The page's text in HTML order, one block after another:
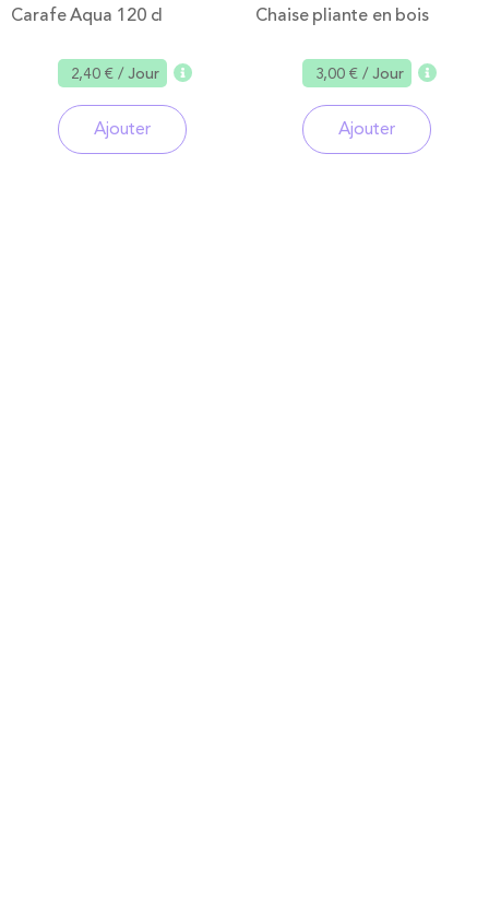
Carafe Aqua 120 cl
2,40 €/ Jour
Ajouter
Chaise pliante en bois
3,00 €/ Jour
Ajouter